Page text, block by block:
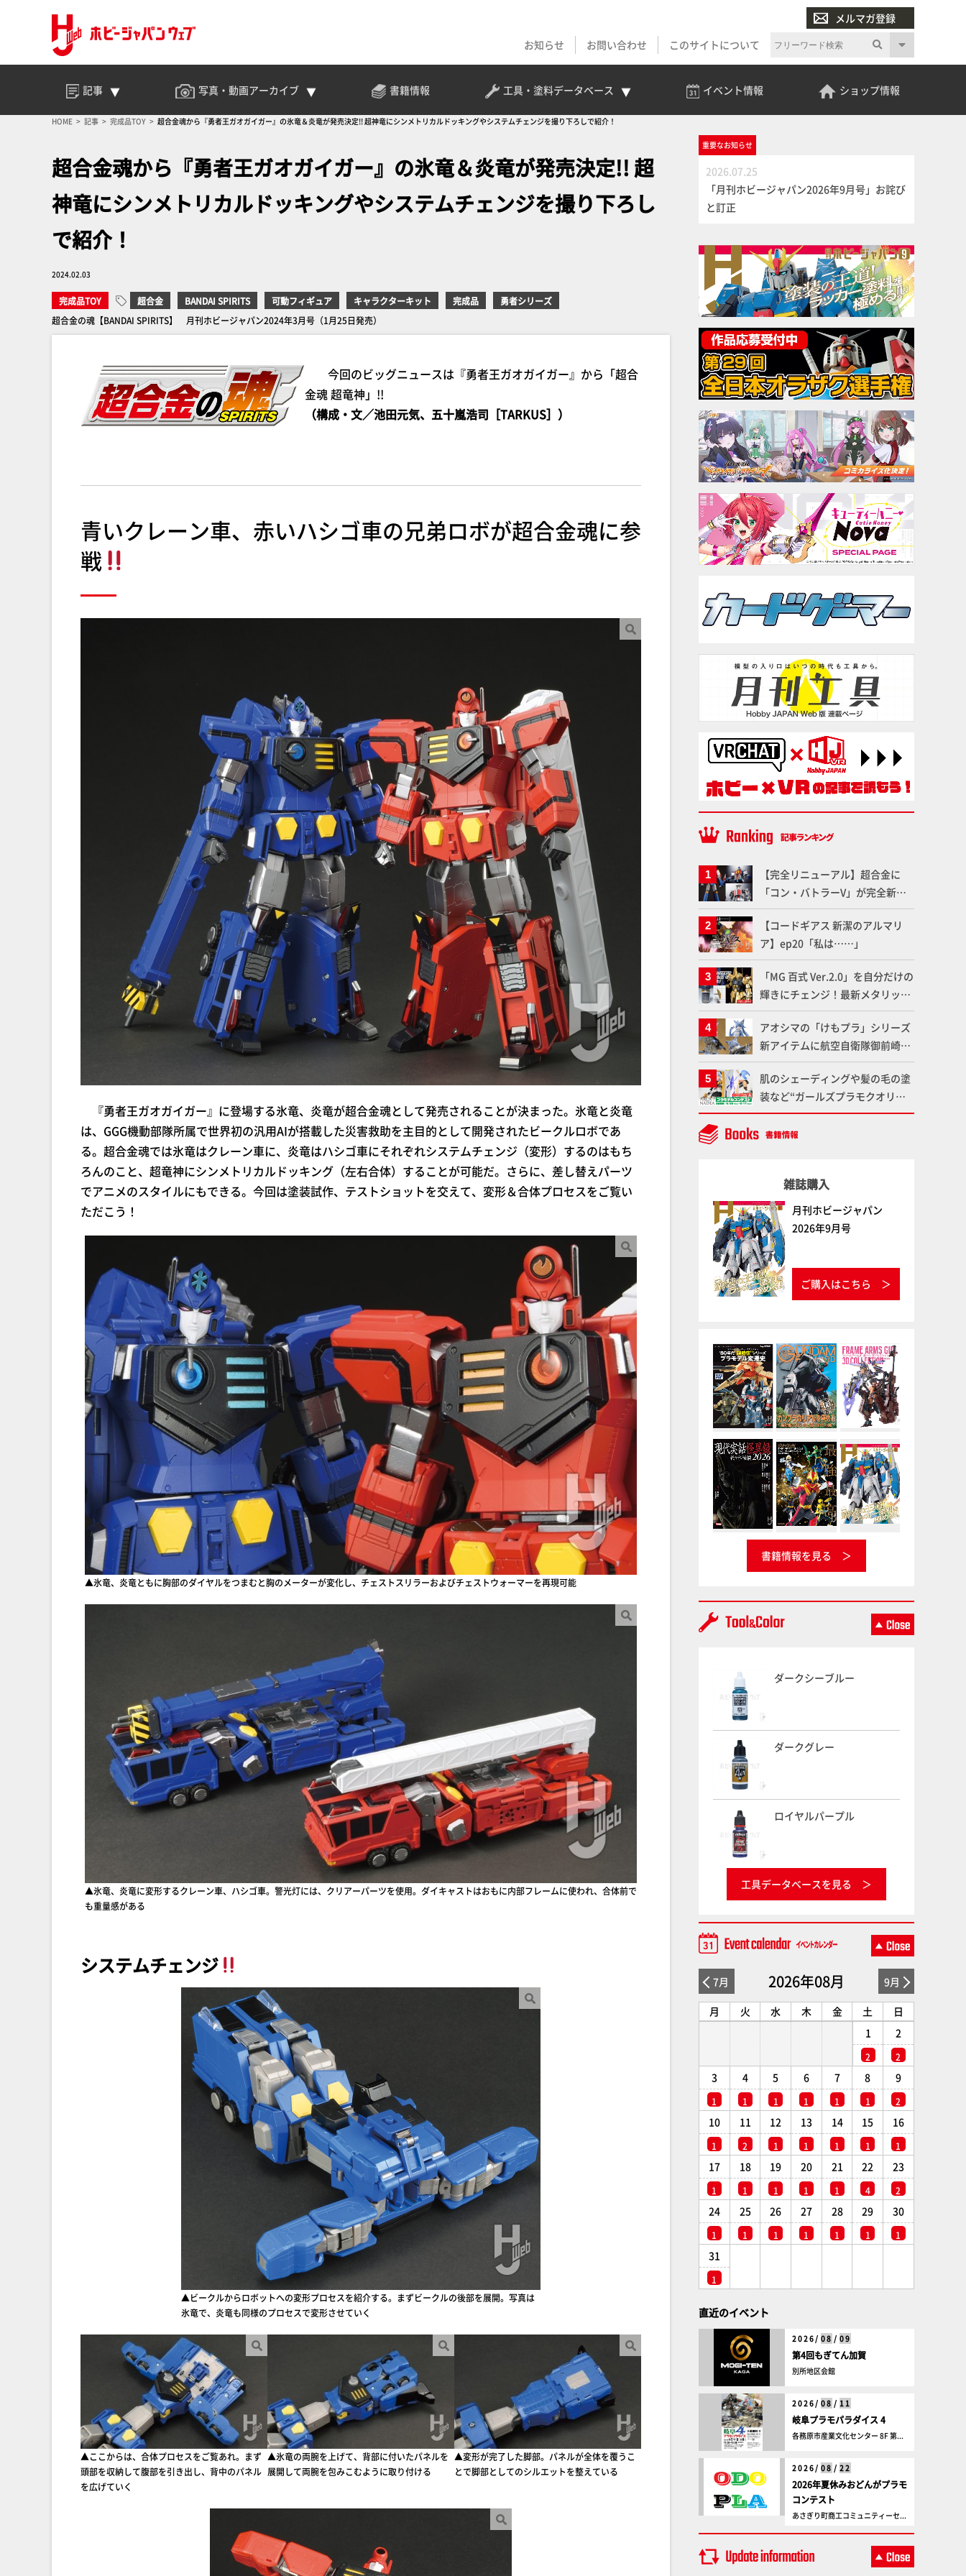
メルマガ登録
お知らせ
お問い合わせ このサイトについて
記事 写真・動画アーカイブ 書籍情報 工具・塗料データベース イベント情報 ショップ情報
HOME 記事 完成品TOY 超合金魂から『勇者王ガオガイガー』の氷竜＆炎竜が発売決定!! 超神竜にシンメトリカルドッキングやシステムチェンジを撮り下ろしで紹介！
超合金魂から『勇者王ガオガイガー』の氷竜＆炎竜が発売決定!! 超
神竜にシンメトリカルドッキングやシステムチェンジを撮り下ろし
で紹介！
2024.02.03
完成品TOY 超合金 BANDAI SPIRITS 可動フィギュア キャラクターキット 完成品
勇者シリーズ
超合金の魂【BANDAI SPIRITS】 月刊ホビージャパン2024年3月号（1月25日発売）
今回のビッグニュースは『勇者王ガオガイガー』から「超合
金魂 超竜神」!!
（構成・文／池田元気、五十嵐浩司［TARKUS］）
青いクレーン車、赤いハシゴ車の兄弟ロボが超合金魂に参
戦
『勇者王ガオガイガー』に登場する氷竜、炎竜が超合金魂として発売されることが決まった。氷竜と炎竜
は、GGG機動部隊所属で世界初の汎用AIが搭載した災害救助を主目的として開発されたビークルロボであ
る。超合金魂では氷竜はクレーン車に、炎竜はハシゴ車にそれぞれシステムチェンジ（変形）するのはもち
ろんのこと、超竜神にシンメトリカルドッキング（左右合体）することが可能だ。さらに、差し替えパーツ
でアニメのスタイルにもできる。今回は塗装試作、テストショットを交えて、変形＆合体プロセスをご覧い
ただこう！
▲氷竜、炎竜ともに胸部のダイヤルをつまむと胸のメーターが変化し、チェストスリラーおよびチェストウォーマーを再現可能
▲氷竜、炎竜に変形するクレーン車、ハシゴ車。警光灯には、クリアーパーツを使用。ダイキャストはおもに内部フレームに使われ、合体前で
も重量感がある
システムチェンジ
▲ビークルからロボットへの変形プロセスを紹介する。まずビークルの後部を展開。写真は
氷竜で、炎竜も同様のプロセスで変形させていく
▲ここからは、合体プロセスをご覧あれ。まず
頭部を収納して腹部を引き出し、背中のパネル
を広げていく
▲氷竜の両腕を上げて、背部に付いたパネルを
展開して両腕を包みこむように取り付ける
▲変形が完了した脚部。パネルが全体を覆うこ
とで脚部としてのシルエットを整えている
重要なお知らせ
2026.07.25
「月刊ホビージャパン2026年9月号」お詫び
と訂正
【完全リニューアル】超合金に
「コン・バトラーV」が完全新規
造形で登場！気になる仕様を試作
品の撮り下ろしでご紹介!!さらに
「大鉄人17」＆「ワンエイト」セ
ット情報もお届け！【超合金の
魂】
【コードギアス 新潔のアルマリ
ア】ep20「私は……」
「MG 百式 Ver.2.0」を自分だけの
輝きにチェンジ！最新メタリック
塗料を使ってより金属感を増した
仕上がりに!!【試し読み】
アオシマの「けもプラ」シリーズ
新アイテムに航空自衛隊御前崎分
屯基地の公式キャラクターとして
誕生した「おまねこ」が着任！け
もプラ公式サイト限定版と通常版
の2ラインで発売！
肌のシェーディングや髪の毛の塗
装など“ガールズプラモクオリテ
ィアップ術”で仕上げる！カスタ
ム作例「白騎士ソフィエラ」が完
11:59まで応募受付中】
雑誌購入
月刊ホビージャパン
2026年9月号
ご購入はこちら
書籍情報を見る
ダークシーブルー
ダークグレー
ロイヤルパープル
工具データベースを見る
7月 2026年08月 9月
月 火 水 木 金 土
日
1
2
2
2
3
1
4
1
5
1
6
1
7
1
8
1
9
2
10
1
11
2
12
1
13
1
14
1
15
1
16
1
17
1
18
1
19
1
20
1
21
1
22
4
23
2
24
1
25
1
26
1
27
1
28
1
29
1
30
1
31
1
直近のイベント
2026/ 08 / 09
第4回もぎてん加賀
別所地区会館
2026/ 08 / 11
岐阜プラモパラダイス 4
各務原市産業文化センター 8F 第...
2026/ 08 / 22
2026年夏休みおどんがプラモ
コンテスト
あさぎり町商工コミュニティーセ...